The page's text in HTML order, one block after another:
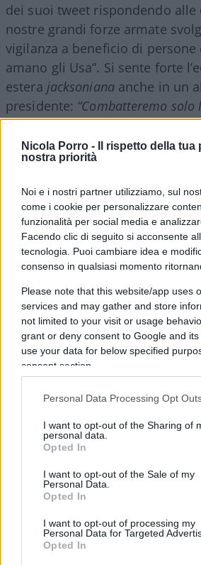
Nicola Porro -
Il rispetto della tua
nostra priorità
Noi e i nostri partner utilizziamo, sul
come i cookie per personalizzare
funzionalità per social media e
Facendo clic di seguito si acconsente
tecnologia. Puoi cambiare idea e
consenso in qualsiasi momento
Please note that this website/app uses
services and may gather and store
not limited to your visit or usage
grant or deny consent to Google and
use your data for below specified
consent section.
Personal Data Processing Opt
I want to opt-out of the Sharing of
personal data.
Opted In
I want to opt-out of the Sale of my
Personal Data.
Opted In
I want to opt-out of processing my
Personal Data for Targeted
Opted In
dei suoi tweet rispondendo alle
nostre grandi forze armate
vigilanza a beneficio di persone
amano gli Usa”. Si sente forte
estera jacksoniana anche in un
presidente: “Combatteremo solo
nostro vantaggio, e solo per
Forte è anche l’irritazione di
dei Paesi europei, a partire da
Germania, che sanno solo
propinare ipocrite paternali:
“Abbiamo velocemente
Califfato dell’Isis, catturando
gran parte provenienti
ha voluti indietro, hanno detto
no, vi abbiamo fatto un gran
siano tenuti in prigioni
ancora no, pensando, come
i fessi, sulla Nato, sul
È chiaro, come dimostra anche